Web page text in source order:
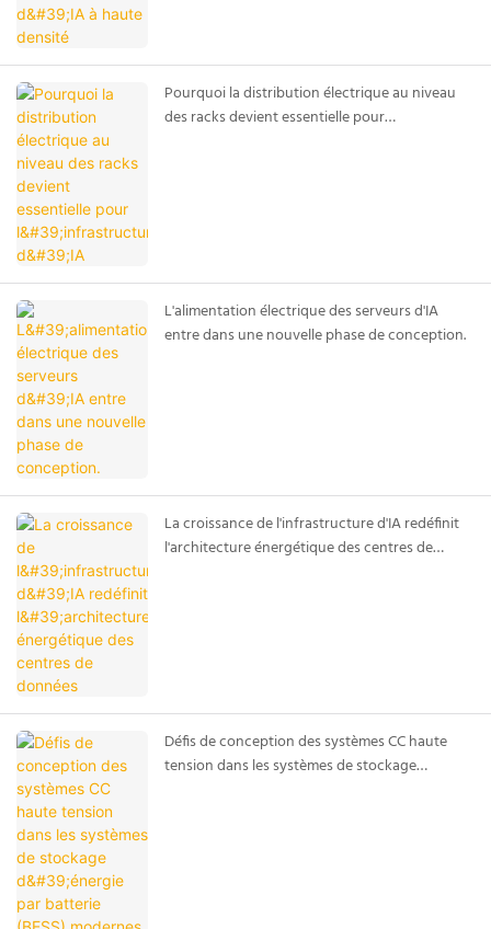
Pourquoi la distribution électrique au niveau
des racks devient essentielle pour
L'alimentation électrique des serveurs d'IA
entre dans une nouvelle phase de conception.
La croissance de l'infrastructure d'IA redéfinit
l'architecture énergétique des centres de
Défis de conception des systèmes CC haute
tension dans les systèmes de stockage